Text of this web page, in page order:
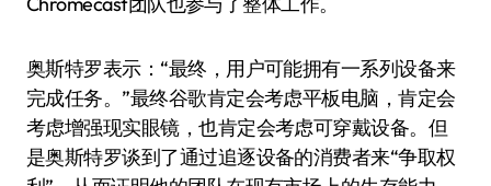
奥斯特罗表示：“最终，用户可能拥有一系列设备来
完成任务。”最终谷歌肯定会考虑平板电脑，肯定会
考虑增强现实眼镜，也肯定会考虑可穿戴设备。但
是奥斯特罗谈到了通过追逐设备的消费者来“争取权